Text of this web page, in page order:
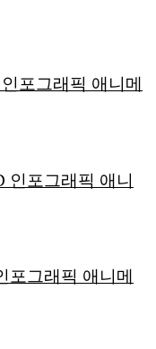
포그래픽 애니메
인포그래픽 애니
포그래픽 애니메